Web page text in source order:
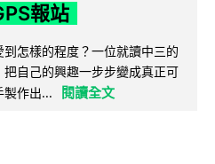
報站
怎樣的程度？一位就讀中三的
自己的興趣一步步變成真正可
製作出...
閱讀全文